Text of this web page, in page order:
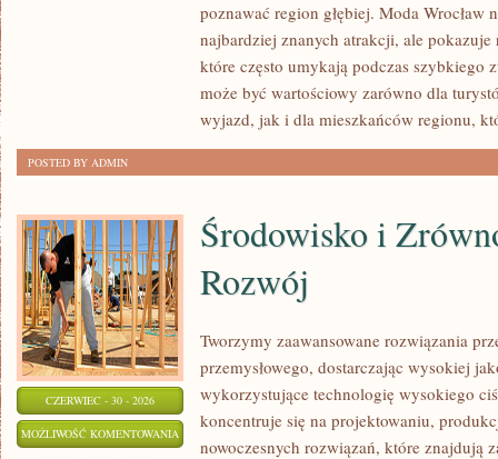
poznawać region głębiej. Moda Wrocław
najbardziej znanych atrakcji, ale
które często umykają podczas szybkiego
może być wartościowy zarówno dla
wyjazd, jak i dla mieszkańców regionu,
POSTED BY ADMIN
CZERWIEC - 30 - 2026
MOŻLIWOŚĆ KOMENTOWANIA
Środowisko i
Rozwój
Tworzymy zaawansowane rozwiązania
przemysłowego, dostarczając wysokiej
wykorzystujące technologię wysokiego
koncentruje się na projektowaniu,
nowoczesnych rozwiązań, które znajdują